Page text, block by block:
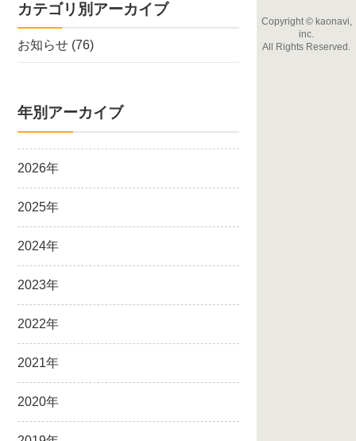
カテゴリ別アーカイブ
お知らせ (76)
年別アーカイブ
2026年
2025年
2024年
2023年
2022年
2021年
2020年
Copyright©kaonavi,
inc.
All Rights Reserved.